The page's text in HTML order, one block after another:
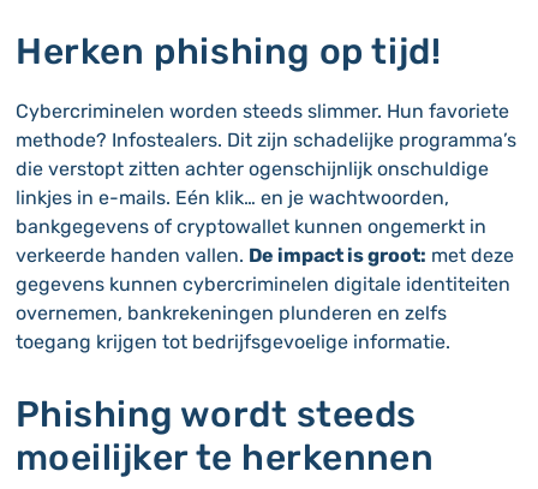
Herken phishing op tijd!
Cybercriminelen worden steeds slimmer. Hun favoriete
methode? Infostealers. Dit zijn schadelijke programma’s
die verstopt zitten achter ogenschijnlijk onschuldige
linkjes in e-mails. Eén klik… en je wachtwoorden,
bankgegevens of cryptowallet kunnen ongemerkt in
verkeerde handen vallen. De impact is groot: met deze
gegevens kunnen cybercriminelen digitale identiteiten
overnemen, bankrekeningen plunderen en zelfs
toegang krijgen tot bedrijfsgevoelige informatie.
Phishing wordt steeds
moeilijker te herkennen